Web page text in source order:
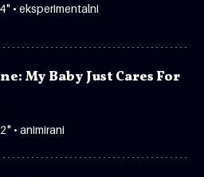
• eksperimentalni
My Baby Just Cares For
• animirani